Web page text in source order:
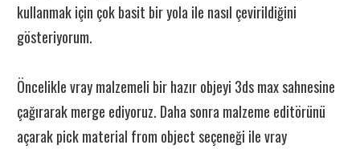
kullanmak için çok basit bir yola ile nasıl çevirildiğini
gösteriyorum.
Öncelikle vray malzemeli bir hazır objeyi 3ds max sahnesine
çağırarak merge ediyoruz. Daha sonra malzeme editörünü
açarak pick material from object seçeneği ile vray